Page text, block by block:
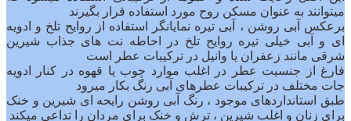
میتوانند به عنوان مسکن روح مورد استفاده قرار بگیرند
‌‌‌‌برعکس آبی روشن ، آبی تیره نمایانگر استفاده از روایح تلخ و ادویه
ای و آبی خیلی تیره روایح تلخ در احاطه نت های جذاب شیرین
شرقی مانند زعفران یا وانیل در ترکیبات عطر است
‌‌‌‌‌‌فارغ از جنسیت عطر در اغلب موارد چوب یا قهوه در کنار ادویه
جات مختلف در ترکیبات عطرهای آبی رنگ‌ بکار میرود
‌‌‌طبق استانداردهای موجود ، رنگ آبی روشن رایحه ای شیرین و خنک
برای زنان و اغلب شیرین ، ترش و خنک برای مردان را تداعی میکند